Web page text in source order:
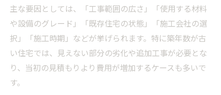
主な要因としては、「工事範囲の広さ」「使用する材料
や設備のグレード」「既存住宅の状態」「施工会社の選
択」「施工時期」などが挙げられます。特に築年数が古
い住宅では、見えない部分の劣化や追加工事が必要とな
り、当初の見積もりより費用が増加するケースも多いで
す。